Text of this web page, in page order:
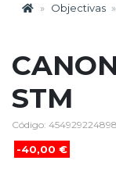
Objectivas
STM
Código:
-40,00 €